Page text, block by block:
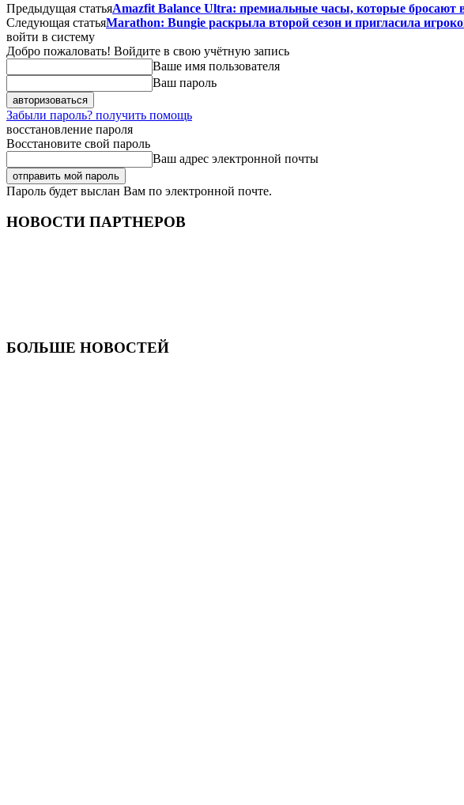
Предыдущая статьяAmazfit Balance Ultra: премиальные часы, которые бросают
Следующая статьяMarathon: Bungie раскрыла второй сезон и пригласила
войти в систему
Добро пожаловать! Войдите в свою учётную запись
Ваше имя пользователя
Ваш пароль
Забыли пароль? получить помощь
восстановление пароля
Восстановите свой пароль
Ваш адрес электронной почты
Пароль будет выслан Вам по электронной почте.
НОВОСТИ ПАРТНЕРОВ
БОЛЬШЕ НОВОСТЕЙ